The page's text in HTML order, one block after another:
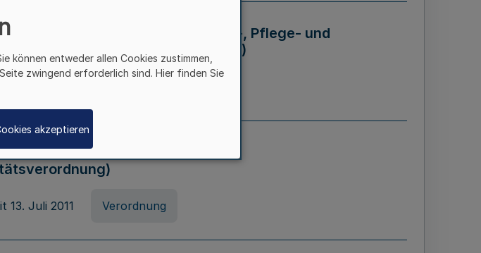
Beihilfen in Geburts-, Krankheits-, Pflege- und
NRW - BVO NRW)
Studiumsqualitätsgesetz
13. Juli 2011 Verordnung
können entweder allen Cookies zustimmen,
zwingend erforderlich sind. Hier finden Sie
akzeptieren